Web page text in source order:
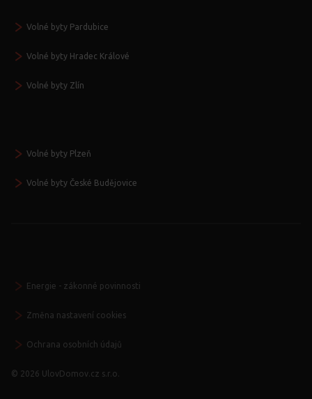
Volné byty Pardubice
Volné byty Hradec Králové
Volné byty Zlín
Volné byty Plzeň
Volné byty České Budějovice
Energie - zákonné povinnosti
Změna nastavení cookies
Ochrana osobních údajů
© 2026 UlovDomov.cz s.r.o.